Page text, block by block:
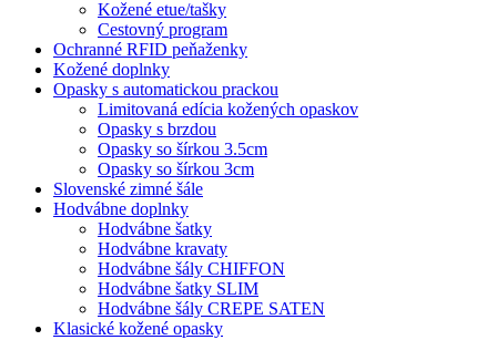
Kožené etue/tašky
Cestovný program
Ochranné RFID peňaženky
Kožené doplnky
Opasky s automatickou prackou
Limitovaná edícia kožených opaskov
Opasky s brzdou
Opasky so šírkou 3.5cm
Opasky so šírkou 3cm
Slovenské zimné šále
Hodvábne doplnky
Hodvábne šatky
Hodvábne kravaty
Hodvábne šály CHIFFON
Hodvábne šatky SLIM
Hodvábne šály CREPE SATEN
Klasické kožené opasky